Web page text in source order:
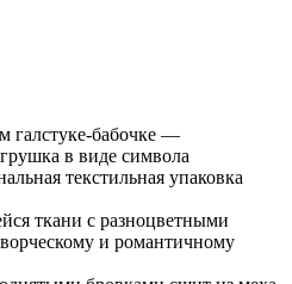
галстуке‑бабочке —
в виде символа
текстильная упаковка
ткани с разноцветными
и романтичному